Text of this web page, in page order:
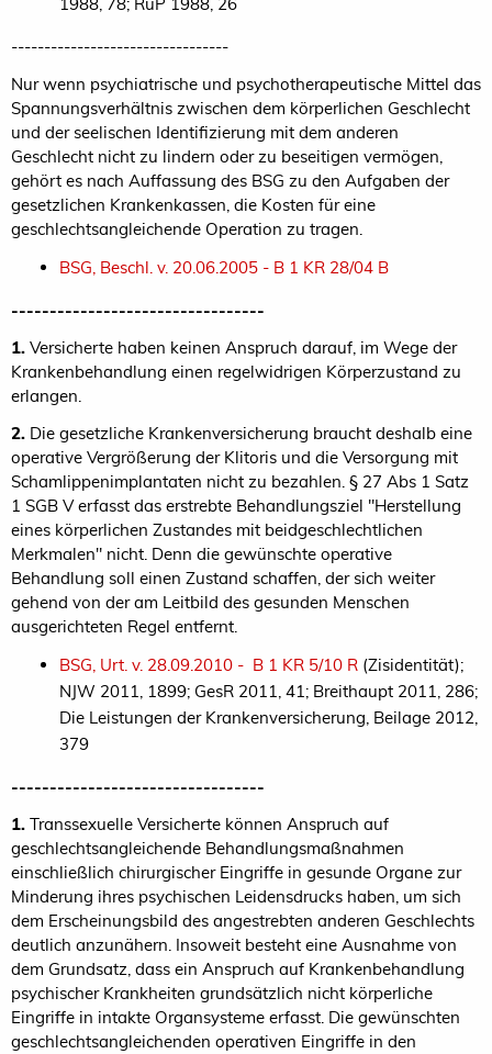
---------------------------------
Nur wenn psychiatrische und psychotherapeutische Mittel das
Spannungsverhältnis zwischen dem körperlichen Geschlecht
und der seelischen Identifizierung mit dem anderen
Geschlecht nicht zu lindern oder zu beseitigen vermögen,
gehört es nach Auffassung des BSG zu den Aufgaben der
gesetzlichen Krankenkassen, die Kosten für eine
geschlechtsangleichende Operation zu tragen.
BSG, Beschl. v. 20.06.2005 - B 1 KR 28/04 B
---------------------------------
1. Versicherte haben keinen Anspruch darauf, im Wege der
Krankenbehandlung einen regelwidrigen Körperzustand zu
erlangen.
2. Die gesetzliche Krankenversicherung braucht deshalb eine
operative Vergrößerung der Klitoris und die Versorgung mit
Schamlippenimplantaten nicht zu bezahlen. § 27 Abs 1 Satz
1 SGB V erfasst das erstrebte Behandlungsziel "Herstellung
eines körperlichen Zustandes mit beidgeschlechtlichen
Merkmalen" nicht. Denn die gewünschte operative
Behandlung soll einen Zustand schaffen, der sich weiter
gehend von der am Leitbild des gesunden Menschen
ausgerichteten Regel entfernt.
BSG, Urt. v. 28.09.2010 - B 1 KR 5/10 R (Zisidentität);
NJW 2011, 1899; GesR 2011, 41; Breithaupt 2011, 286;
Die Leistungen der Krankenversicherung, Beilage 2012,
379
---------------------------------
1. Transsexuelle Versicherte können Anspruch auf
geschlechtsangleichende Behandlungsmaßnahmen
einschließlich chirurgischer Eingriffe in gesunde Organe zur
Minderung ihres psychischen Leidensdrucks haben, um sich
dem Erscheinungsbild des angestrebten anderen Geschlechts
deutlich anzunähern. Insoweit besteht eine Ausnahme von
dem Grundsatz, dass ein Anspruch auf Krankenbehandlung
psychischer Krankheiten grundsätzlich nicht körperliche
Eingriffe in intakte Organsysteme erfasst. Die gewünschten
geschlechtsangleichenden operativen Eingriffe in den